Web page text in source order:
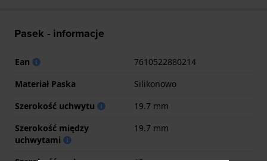
Pasek - informacje
Ean
7610522880214
Materiał Paska
Silikonowo
Szerokość uchwytu
19.7 mm
Szerokość między
uchwytami
19.7 mm